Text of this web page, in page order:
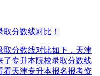
分数线对比！
取分数线对比如下，天津
了专升本院校录取分数线
看天津专升本报名报考资